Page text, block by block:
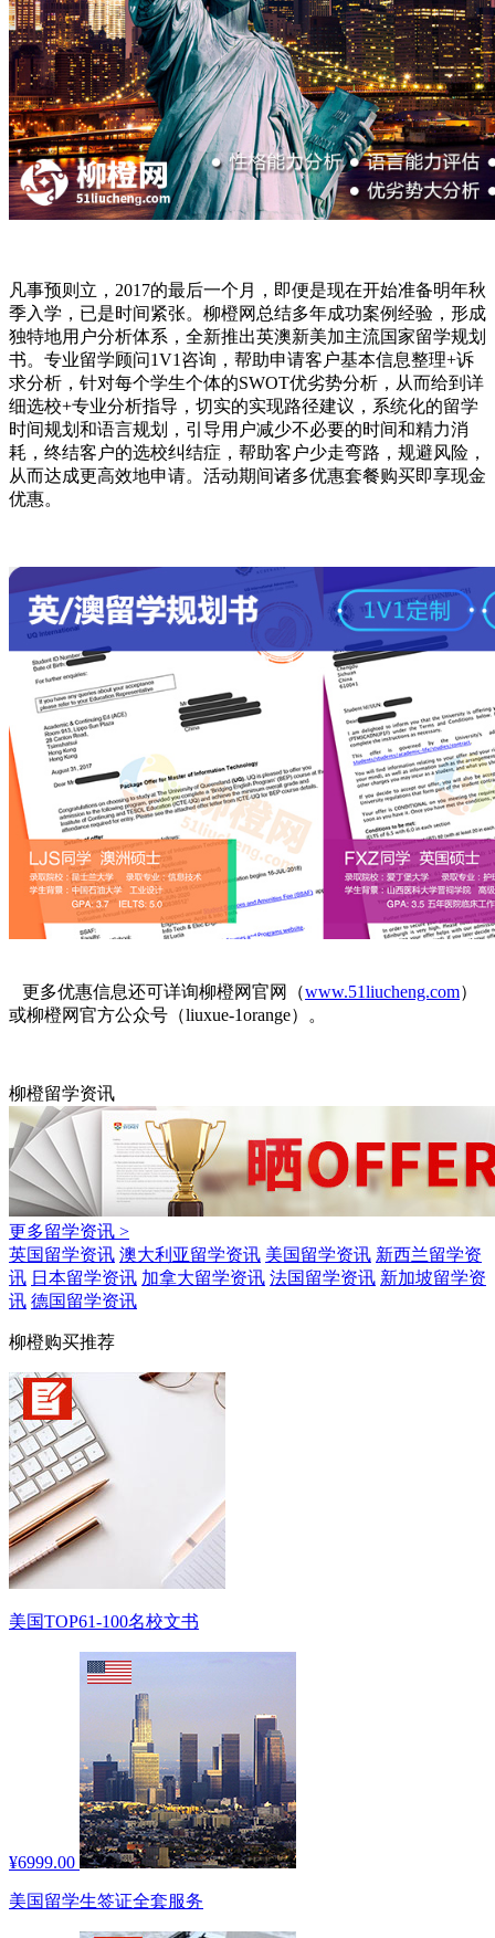
凡事预则立，2017的最后一个月，即便是现在开始准备明年秋
季入学，已是时间紧张。柳橙网总结多年成功案例经验，形成
独特地用户分析体系，全新推出英澳新美加主流国家留学规划
书。专业留学顾问1V1咨询，帮助申请客户基本信息整理+诉
求分析，针对每个学生个体的SWOT优劣势分析，从而给到详
细选校+专业分析指导，切实的实现路径建议，系统化的留学
时间规划和语言规划，引导用户减少不必要的时间和精力消
耗，终结客户的选校纠结症，帮助客户少走弯路，规避风险，
从而达成更高效地申请。活动期间诸多优惠套餐购买即享现金
优惠。
更多优惠信息还可详询柳橙网官网（www.51liucheng.com）
或柳橙网官方公众号（liuxue-1orange）。
柳橙留学资讯
更多留学资讯 >
英国留学资讯 澳大利亚留学资讯 美国留学资讯 新西兰留学资
讯 日本留学资讯 加拿大留学资讯 法国留学资讯 新加坡留学资
讯 德国留学资讯
柳橙购买推荐
美国TOP61-100名校文书
¥6999.00
美国留学生签证全套服务